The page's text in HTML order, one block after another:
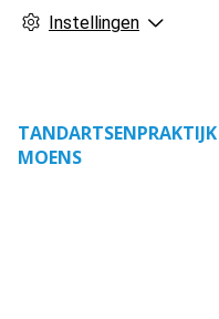
Instellingen
MOENS